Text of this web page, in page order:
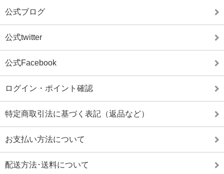
公式ブログ
公式twitter
公式Facebook
ログイン・ポイント確認
特定商取引法に基づく表記（返品など）
お支払い方法について
配送方法･送料について